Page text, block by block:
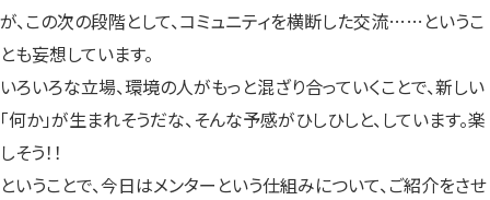
が、この次の段階として、コミュニティを横断した交流……というこ
とも妄想しています。
いろいろな立場、環境の人がもっと混ざり合っていくことで、新しい
「何か」が生まれそうだな、そんな予感がひしひしと、しています。楽
しそう！！
ということで、今日はメンターという仕組みについて、ご紹介をさせ